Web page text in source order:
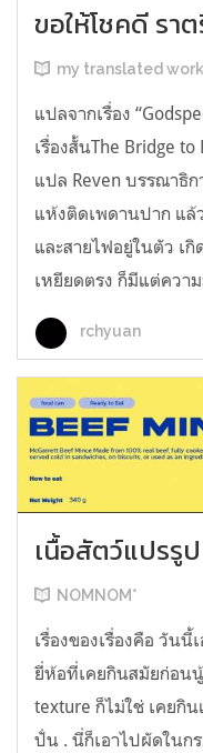
ขอให้โชคดี รา
my translated
แปลจากเรื่อง
เรื่องสั้นThe Bridge
แปล Reven บรรณาธิ
แห้งติดเพดานปาก แล้
และสายไฟอยู่ในตัว เ
เหยียดตรง ก็มีแต่ควา
rchyuan
เนื้อสัตว์แปรรูป
NOMNOM*
เรื่องของเรื่องคือ วัน
ยี่ห้อที่เคยกินสมัยก่อน
texture ก็ไม่ใช่ เคยกิ
ปั่น . นี่ก็เอาไปผัดในก